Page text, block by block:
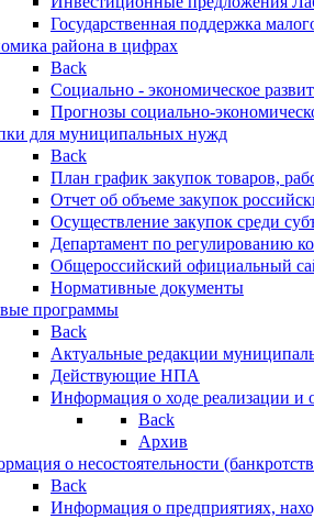
Государственная поддержка
района в цифрах
Back
Социально - экономическое
Прогнозы социально-
для муниципальных нужд
Back
План график закупок товаров,
Отчет об объеме закупок
Осуществление закупок среди
Департамент по регулированию
Общероссийский официальный
Нормативные документы
программы
Back
Актуальные редакции
Действующие НПА
Информация о ходе реализации
Back
Архив
о несостоятельности
Back
Информация о предприятиях,